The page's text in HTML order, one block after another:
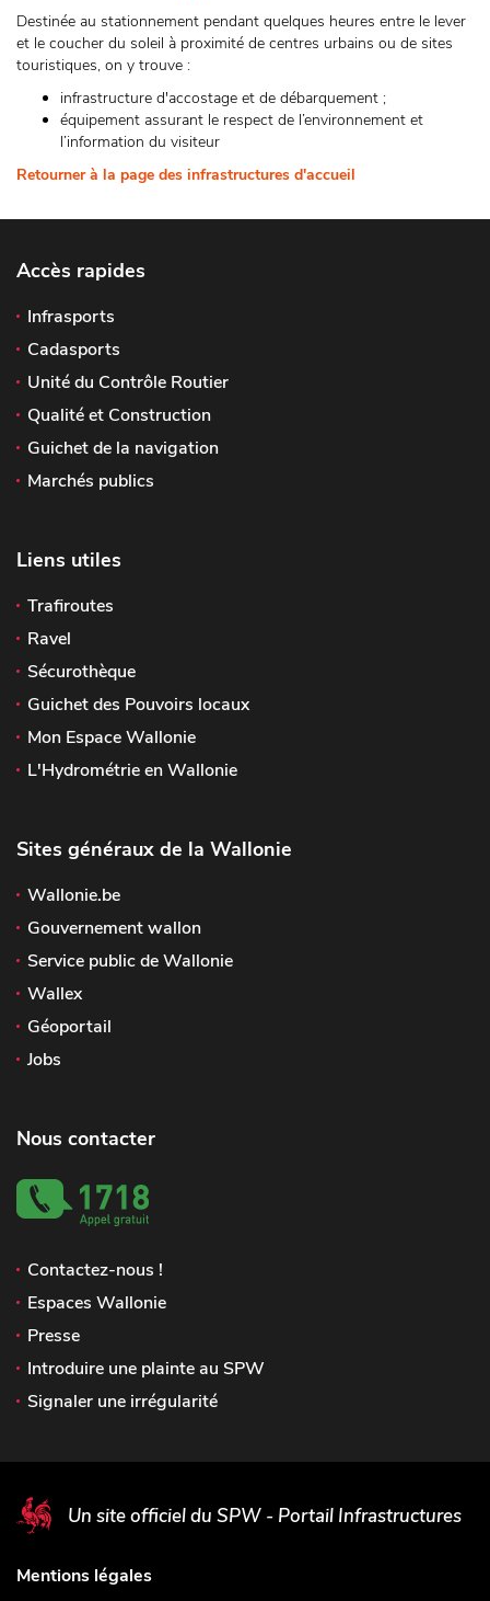
Destinée au stationnement pendant quelques heures entre le lever
et le coucher du soleil à proximité de centres urbains ou de sites
touristiques, on y trouve :
infrastructure d'accostage et de débarquement ;
équipement assurant le respect de l’environnement et
l’information du visiteur
Retourner à la page des infrastructures d'accueil
Accès rapides
Infrasports
Cadasports
Unité du Contrôle Routier
Qualité et Construction
Guichet de la navigation
Marchés publics
Liens utiles
Trafiroutes
Ravel
Sécurothèque
Guichet des Pouvoirs locaux
Mon Espace Wallonie
L'Hydrométrie en Wallonie
Sites généraux de la Wallonie
Wallonie.be
Gouvernement wallon
Service public de Wallonie
Wallex
Géoportail
Jobs
Nous contacter
Contactez-nous !
Espaces Wallonie
Presse
Introduire une plainte au SPW
Signaler une irrégularité
Un site officiel du SPW - Portail Infrastructures
Mentions légales